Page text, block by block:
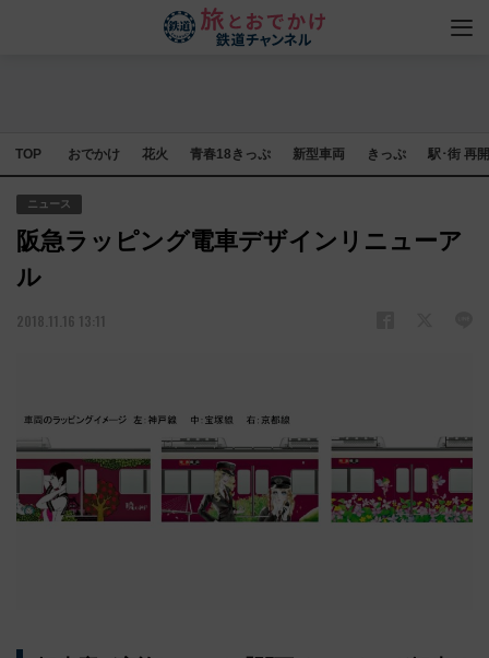
TOP おでかけ 花火 青春18きっぷ 新型車両 きっぷ 駅･街 再
ニュース
阪急ラッピング電車デザインリニューア
ル
2018.11.16 13:11